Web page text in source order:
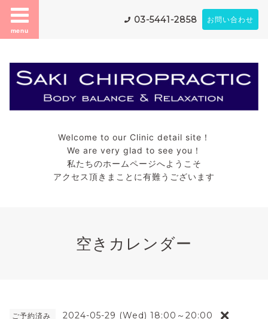
menu
03-5441-2858 お問い合わせ
Welcome to our Clinic detail site！
We are very glad to see you！
私たちのホームページへようこそ
アクセス頂きまことに有難うございます
空きカレンダー
ご予約済み 2024-05-29 (Wed) 18:00～20:00 ❌